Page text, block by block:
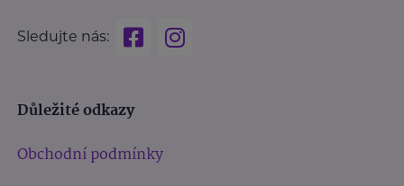
Sledujte nás:
Důležité odkazy
Obchodní podmínky